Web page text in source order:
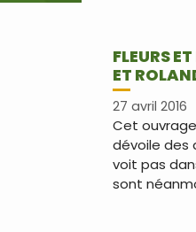
FLEURS
ET
27 avril 2016
Cet
dévoile des
voit pas
sont